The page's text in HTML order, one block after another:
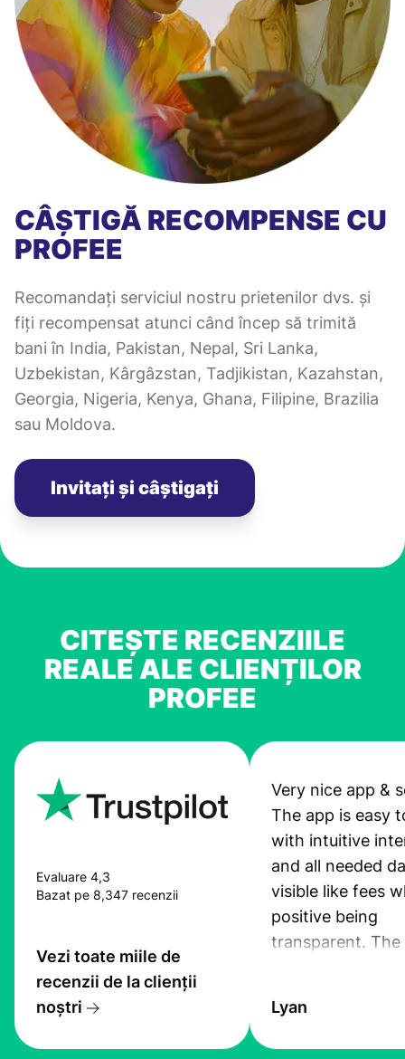
CÂȘTIGĂ RECOMPENSE CU
PROFEE
Recomandați serviciul nostru prietenilor dvs. și
fiți recompensat atunci când încep să trimită
bani în India, Pakistan, Nepal, Sri Lanka,
Uzbekistan, Kârgâzstan, Tadjikistan, Kazahstan,
Georgia, Nigeria, Kenya, Ghana, Filipine, Brazilia
sau Moldova.
Invitați și câștigați
CITEȘTE RECENZIILE
REALE ALE CLIENȚILOR
PROFEE
Evaluare 4,3
Bazat pe 8,347 recenzii
Vezi toate miile de
recenzii de la clienții
noștri
Very nice app &
The app is easy
with intuitive
and all needed
visible like fees
positive being
transparent. The
the exchange
Lyan